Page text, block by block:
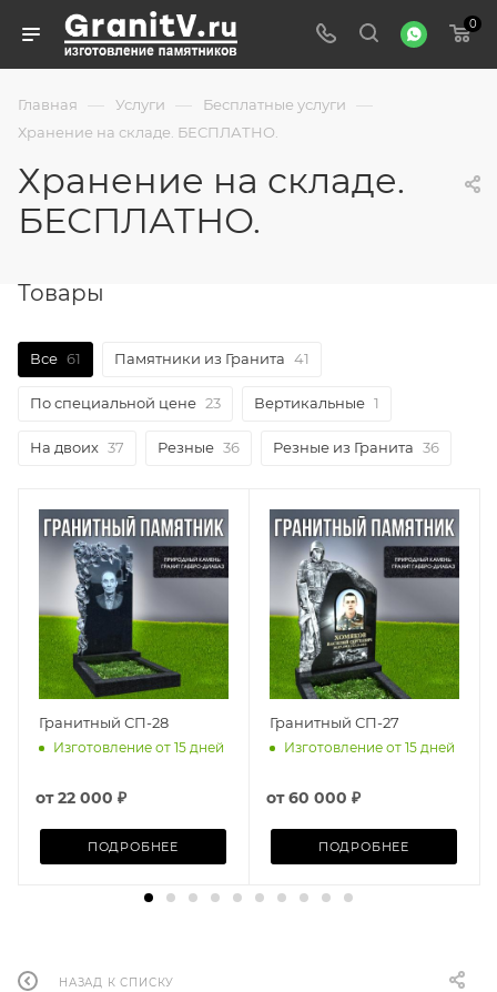
0
Главная — Услуги — Бесплатные услуги —
Хранение на складе. БЕСПЛАТНО.
Хранение на складе.
БЕСПЛАТНО.
Товары
Все 61 Памятники из Гранита 41
По специальной цене 23 Вертикальные 1
На двоих 37 Резные 36 Резные из Гранита 36
Гранитный СП-28
Изготовление от 15 дней
от22 000 ₽
ПОДРОБНЕЕ
Гранитный СП-27
Изготовление от 15 дней
от60 000 ₽
ПОДРОБНЕЕ
НАЗАД К СПИСКУ